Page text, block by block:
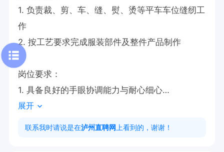
1. 负责裁、剪、车、缝、熨、烫等平车车位缝纫工
作
2. 按工艺要求完成服装部件及整件产品制作
岗位要求：
1. 具备良好的手眼协调能力与耐心细心
2. 有缝纫工作经验者优，需要大量的熟手
3. 熟手保底工资5000元
展开
联系我时请说是在泸州直聘网 上看到的，谢谢！